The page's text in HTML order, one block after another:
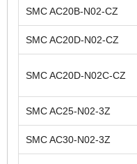
SMC AC20B-N02-CZ
SMC AC20D-N02-CZ
SMC AC20D-N02C-CZ
SMC AC25-N02-3Z
SMC AC30-N02-3Z